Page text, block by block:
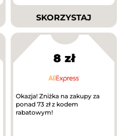
SKORZYSTAJ
8 zł
Okazja! Zniżka na zakupy za
ponad 73 zł z kodem
rabatowym!